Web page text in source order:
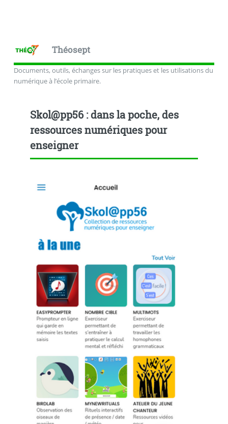
Théosept
Documents, outils, échanges sur les pratiques et les utilisations du
numérique à l’école primaire.
Skol@pp56 : dans la poche, des
ressources numériques pour
enseigner